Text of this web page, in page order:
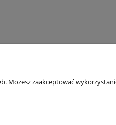
Możesz zaakceptować